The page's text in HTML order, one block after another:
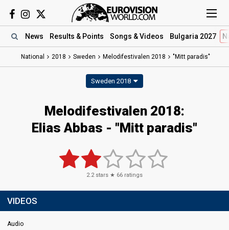
News Results & Points Songs & Videos Bulgaria 2027
National 2018 Sweden Melodifestivalen 2018 "Mitt paradis"
Sweden 2018
Melodifestivalen 2018:
Elias Abbas - "Mitt paradis"
2.2stars ★ 66 ratings
VIDEOS
Audio